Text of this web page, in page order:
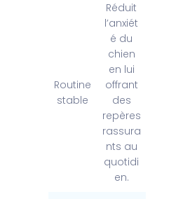
Routine
stable
Réduit
l’anxiét
é du
chien
en lui
offrant
des
repères
rassura
nts au
quotidi
en.